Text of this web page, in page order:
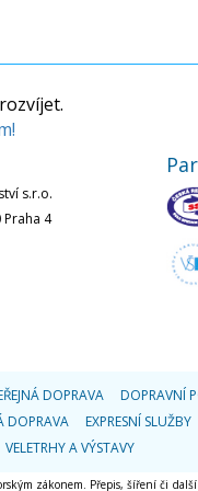
s.r.o.
Praha 4
DOPRAVA DOPRAVNÍ
DOPRAVA EXPRESNÍ SLUŽBY
VELETRHY A VÝSTAVY
zákonem. Přepis, šíření či